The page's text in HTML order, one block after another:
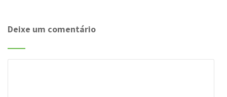
Deixe um comentário